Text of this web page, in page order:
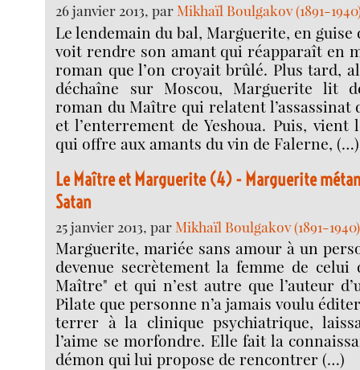
26 janvier 2013, parMikhaïl Boulgakov (1891-
Le lendemain du bal, Marguerite, en guise
voit rendre son amant qui réapparaît en
roman que l’on croyait brûlé. Plus tard,
déchaîne sur Moscou, Marguerite lit
roman du Maître qui relatent l’assassinat
et l’enterrement de Yeshoua. Puis, vient
qui offre aux amants du vin de Falerne, (…)
Le Maître et Marguerite (4) - Marguerite
Satan
25 janvier 2013, parMikhaïl Boulgakov (1891-1940)
Marguerite, mariée sans amour à un
devenue secrètement la femme de celui
Maître" et qui n’est autre que l’auteur
Pilate que personne n’a jamais voulu
terrer à la clinique psychiatrique,
l’aime se morfondre. Elle fait la
démon qui lui propose de rencontrer (…)